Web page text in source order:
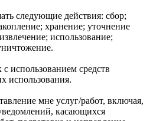
следующие действия: сбор;
хранение; уточнение
использование;
использованием средств
использования.
мне услуг/работ, включая,
касающихся